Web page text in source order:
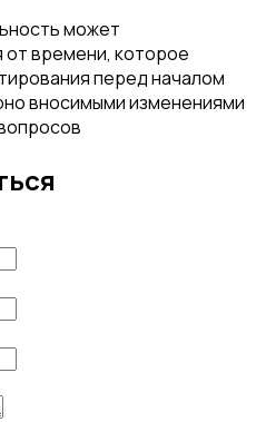
может
от времени, которое
перед началом
вносимыми изменениями